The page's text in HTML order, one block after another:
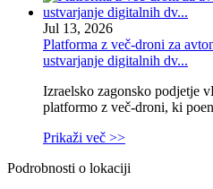
Jul 13, 2026
Platforma z več-droni za
ustvarjanje digitalnih dv...
Izraelsko zagonsko podjetje
platformo z več-droni, ki
Prikaži več >>
Podrobnosti o lokaciji